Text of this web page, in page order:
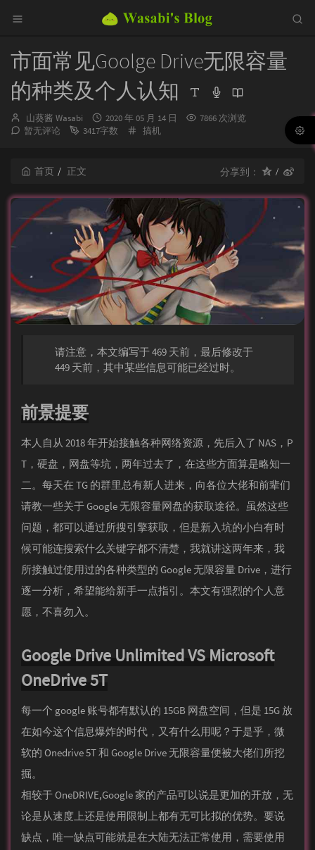
市面常见Goolge Drive无限容量
的种类及个人认知
博
主：
山葵酱 Wasabi
发
布
2020 年 05 月 14 日
7866 次浏览
暂无评论
3417字数
分
搞机
首页 正文 分享到：
请注意，本文编写于 469 天前，最后修改于
449 天前，其中某些信息可能已经过时。
前景提要
本人自从 2018 年开始接触各种网络资源，先后入了 NAS，P
T，硬盘，网盘等坑，两年过去了，在这些方面算是略知一
二。每天在 TG 的群里总有新人进来，向各位大佬和前辈们
请教一些关于 Google 无限容量网盘的获取途径。虽然这些
问题，都可以通过所搜引擎获取，但是新入坑的小白有时
候可能连搜索什么关键字都不清楚，我就讲这两年来，我
所接触过使用过的各种类型的 Google 无限容量 Drive，进行
逐一分析，希望能给新手一点指引。本文有强烈的个人意
愿，不喜勿入。
Google Drive Unlimited VS Microsoft
OneDrive 5T
每一个 google 账号都有默认的 15GB 网盘空间，但是 15G 放
在如今这个信息爆炸的时代，又有什么用呢？于是乎，微
软的 Onedrive 5T 和 Google Drive 无限容量便被大佬们所挖
掘。
相较于 OneDRIVE,Google 家的产品可以说是更加的开放，无
论是从速度上还是使用限制上都有无可比拟的优势。要说
缺点，唯一缺点可能就是在大陆无法正常使用，需要使用